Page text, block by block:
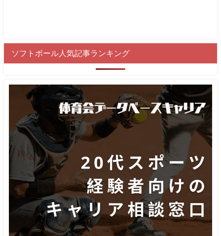
ソフトボール人気記事ランキング